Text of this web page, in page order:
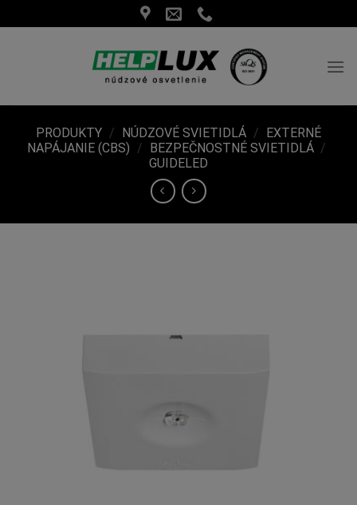
to
PRODUKTY / NÚDZOVÉ SVIETIDLÁ / EXTERNÉ
NAPÁJANIE (CBS) / BEZPEČNOSTNÉ SVIETIDLÁ /
GUIDELED